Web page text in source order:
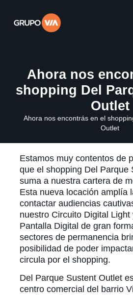
Ahora nos
shopping Del
Outlet
Ahora nos encontrás en el
Outlet
Estamos muy contentos de
que el shopping Del Parque
suma a nuestra cartera de
Esta nueva locación amplía
contactar audiencias
nuestro Circuito Digital Light
Pantalla Digital de gran
sectores de permanencia
posibilidad de poder
circula por el shopping.
Del Parque Sustent Outlet
centro comercial del barrio